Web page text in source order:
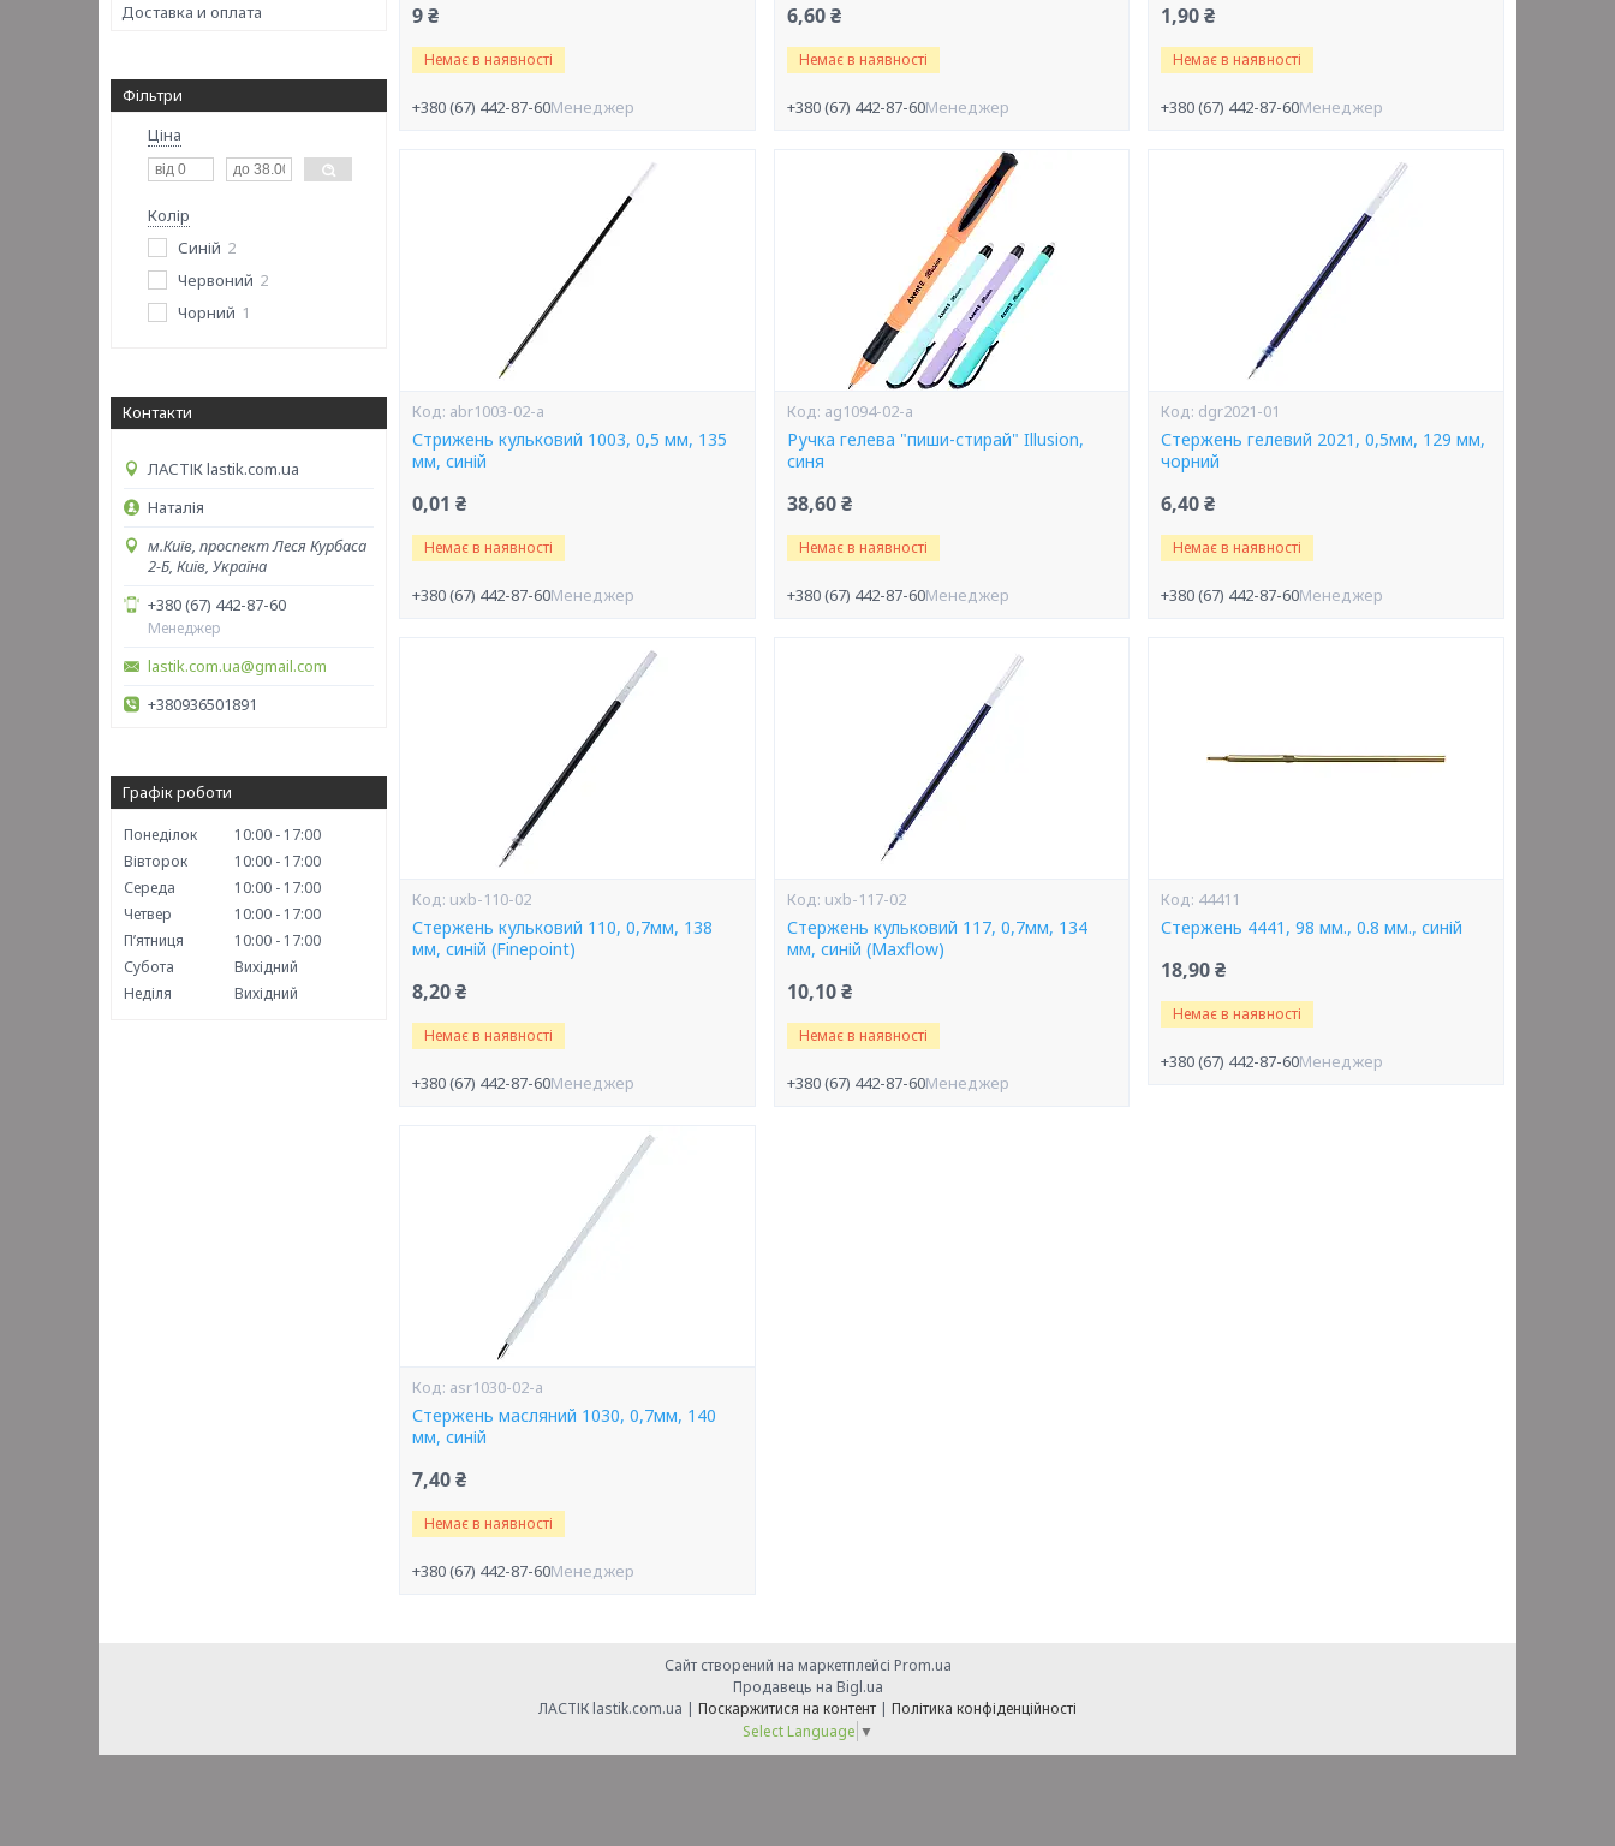
Доставка и оплата
Фільтри
Ціна
Колір
Синій 2
Червоний 2
Чорний 1
Контакти
ЛАСТІК lastik.com.ua
Наталія
м.Київ, проспект Леся Курбаса
2-Б, Київ, Україна
+380 (67) 442-87-60
Менеджер
lastik.com.ua@gmail.com
+380936501891
Графік роботи
Понеділок 10:00
17:00
Вівторок
10:00
17:00
Середа
10:00
17:00
Четвер
10:00
17:00
Пʼятниця
10:00
17:00
Субота
Вихідний
Неділя
Вихідний
9 ₴
Немає в наявності
+380 (67) 442-87-60Менеджер
6,60 ₴
Немає в наявності
+380 (67) 442-87-60Менеджер
1,90 ₴
Немає в наявності
+380 (67) 442-87-60Менеджер
abr1003-02-a
Стрижень кульковий 1003, 0,5 мм, 135
мм, синій
0,01 ₴
Немає в наявності
+380 (67) 442-87-60Менеджер
ag1094-02-a
Ручка гелева "пиши-стирай" Illusion,
синя
38,60 ₴
Немає в наявності
+380 (67) 442-87-60Менеджер
dgr2021-01
Стержень гелевий 2021, 0,5мм, 129 мм,
чорний
6,40 ₴
Немає в наявності
+380 (67) 442-87-60Менеджер
uxb-110-02
Стержень кульковий 110, 0,7мм, 138
мм, синій (Finepoint)
8,20 ₴
Немає в наявності
+380 (67) 442-87-60Менеджер
uxb-117-02
Стержень кульковий 117, 0,7мм, 134
мм, синій (Maxflow)
10,10 ₴
Немає в наявності
+380 (67) 442-87-60Менеджер
44411
Стержень 4441, 98 мм., 0.8 мм., синій
18,90 ₴
Немає в наявності
+380 (67) 442-87-60Менеджер
asr1030-02-a
Стержень масляний 1030, 0,7мм, 140
мм, синій
7,40 ₴
Немає в наявності
+380 (67) 442-87-60Менеджер
Сайт створений на маркетплейсі Prom.ua
Продавець на Bigl.ua
ЛАСТІК lastik.com.ua | Поскаржитися на контент | Політика конфіденційності
Select Language ▼